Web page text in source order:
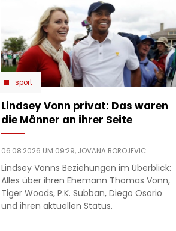
sport
Lindsey Vonn privat: Das waren
die Männer an ihrer Seite
06.08.2026 UM 09:29, JOVANA BOROJEVIC
Lindsey Vonns Beziehungen im Überblick:
Alles über ihren Ehemann Thomas Vonn,
Tiger Woods, P.K. Subban, Diego Osorio
und ihren aktuellen Status.